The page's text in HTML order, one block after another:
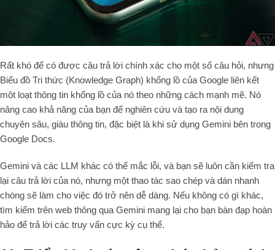
Rất khó để có được câu trả lời chính xác cho một số câu hỏi, nhưng
Biểu đồ Tri thức (Knowledge Graph) khổng lồ của Google liên kết
một loạt thông tin khổng lồ của nó theo những cách mạnh mẽ. Nó
nâng cao khả năng của bạn để nghiên cứu và tạo ra nội dung
chuyên sâu, giàu thông tin, đặc biệt là khi sử dụng Gemini bên trong
Google Docs.
Gemini và các LLM khác có thể mắc lỗi, và bạn sẽ luôn cần kiểm tra
lại câu trả lời của nó, nhưng một thao tác sao chép và dán nhanh
chóng sẽ làm cho việc đó trở nên dễ dàng. Nếu không có gì khác,
tìm kiếm trên web thông qua Gemini mang lại cho bạn bàn đạp hoàn
hảo để trả lời các truy vấn cực kỳ cụ thể.